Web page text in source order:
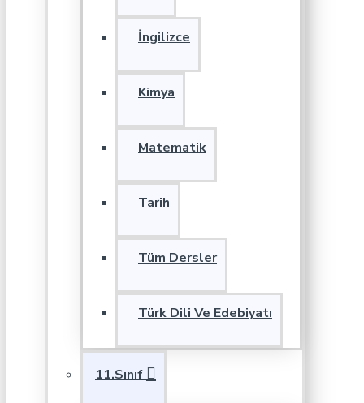
İngilizce
Kimya
Matematik
Tarih
Tüm Dersler
Türk Dili Ve Edebiyatı
11.Sınıf